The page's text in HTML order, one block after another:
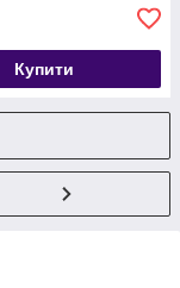
Купити